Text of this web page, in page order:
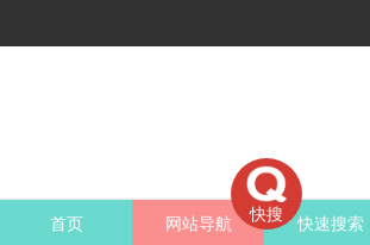
快搜
首页 网站导航 快速搜索